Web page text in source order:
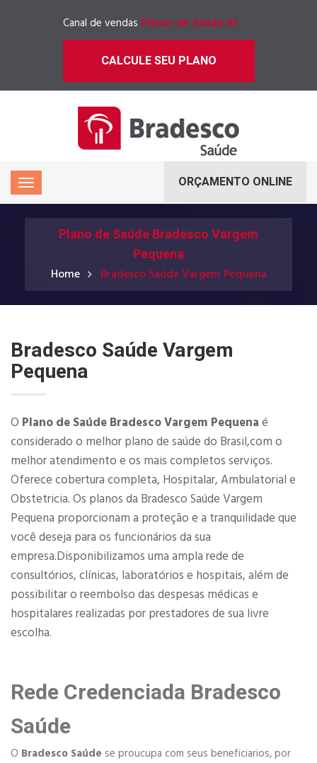
Canal de vendas Planos de Saúde RJ
CALCULE SEU PLANO
ORÇAMENTO ONLINE
Plano de Saúde Bradesco Vargem
Pequena
Home Bradesco Saúde Vargem Pequena
Bradesco Saúde Vargem
Pequena
O Plano de Saúde Bradesco Vargem Pequena é
considerado o melhor plano de saúde do Brasil,com o
melhor atendimento e os mais completos serviços.
Oferece cobertura completa, Hospitalar, Ambulatorial e
Obstetricia. Os planos da Bradesco Saúde Vargem
Pequena proporcionam a proteção e a tranquilidade que
você deseja para os funcionários da sua
empresa.Disponibilizamos uma ampla rede de
consultórios, clínicas, laboratórios e hospitais, além de
possibilitar o reembolso das despesas médicas e
hospitalares realizadas por prestadores de sua livre
escolha.
Rede Credenciada Bradesco
Saúde
O Bradesco Saúde se proucupa com seus beneficiarios, por